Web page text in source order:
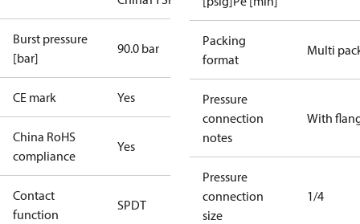
Burst pressure
[bar]
90.0 bar
CE mark Yes
China RoHS
compliance
Yes
Contact
function
SPDT
Packing
format
Multi
Pressure
connection
notes
With
Pressure
connection
size
1/4